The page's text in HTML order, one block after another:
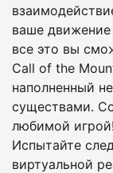
ваше
все это вы
Call of the
наполненный
существами.
любимой игрой!
Испытайте
виртуальной